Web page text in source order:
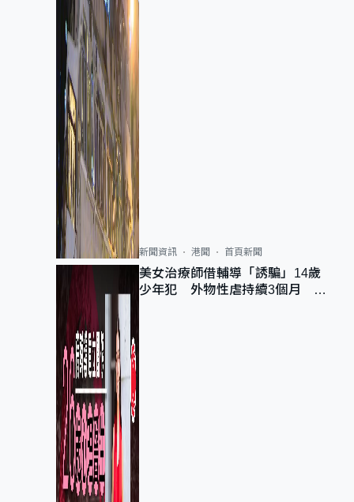
新聞資訊 港聞 首頁新聞
美女治療師借輔導「誘騙」14歲
少年犯 外物性虐持續3個月 受